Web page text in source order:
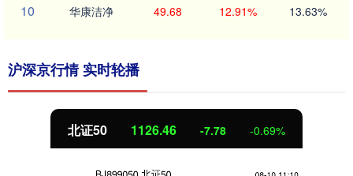
10 华康洁净 49.68 12.91% 13.63%
沪深京行情 实时轮播
北证50 1126.46 -7.78 -0.69%